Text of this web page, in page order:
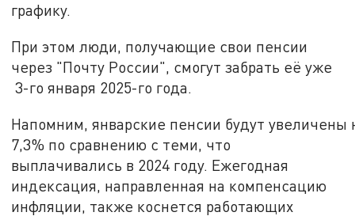
графику.
При этом люди, получающие свои пенсии
через "Почту России", смогут забрать её уже
3-го января 2025-го года.
Напомним, январские пенсии будут увеличены
7,3% по сравнению с теми, что
выплачивались в 2024 году. Ежегодная
индексация, направленная на компенсацию
инфляции, также коснется работающих